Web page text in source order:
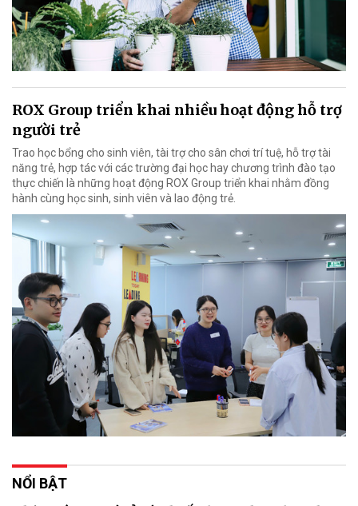
ROX Group triển khai nhiều hoạt động hỗ trợ
người trẻ
Trao học bổng cho sinh viên, tài trợ cho sân chơi trí tuệ, hỗ trợ tài
năng trẻ, hợp tác với các trường đại học hay chương trình đào tạo
thực chiến là những hoạt động ROX Group triển khai nhằm đồng
hành cùng học sinh, sinh viên và lao động trẻ.
NỔI BẬT